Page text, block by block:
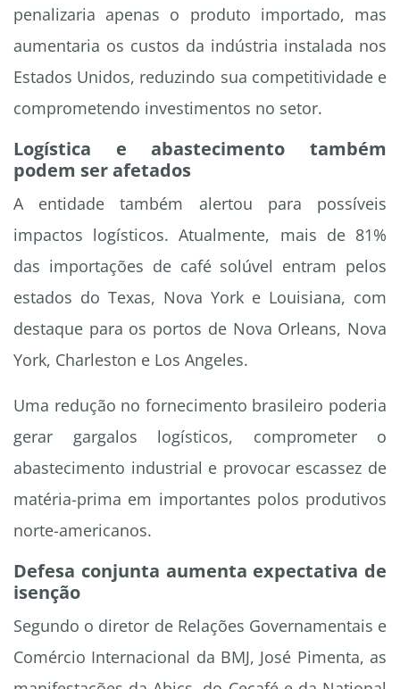
penalizaria apenas o produto importado, mas
aumentaria os custos da indústria instalada nos
Estados Unidos, reduzindo sua competitividade e
comprometendo investimentos no setor.
Logística e abastecimento também
podem ser afetados
A entidade também alertou para possíveis
impactos logísticos. Atualmente, mais de 81%
das importações de café solúvel entram pelos
estados do Texas, Nova York e Louisiana, com
destaque para os portos de Nova Orleans, Nova
York, Charleston e Los Angeles.
Uma redução no fornecimento brasileiro poderia
gerar gargalos logísticos, comprometer o
abastecimento industrial e provocar escassez de
matéria-prima em importantes polos produtivos
norte-americanos.
Defesa conjunta aumenta expectativa de
isenção
Segundo o diretor de Relações Governamentais e
Comércio Internacional da BMJ, José Pimenta, as